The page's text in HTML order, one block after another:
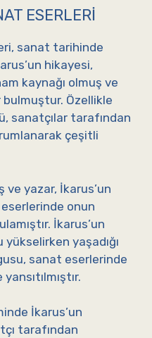
ESERLERI
sanat tarihinde
hikayesi,
kaynağı olmuş ve
Özellikle
sanatçılar tarafından
çeşitli
ve yazar, İkarus’un
onun
İkarus’un
yaşadığı
sanat eserlerinde
İkarus’un
tarafından